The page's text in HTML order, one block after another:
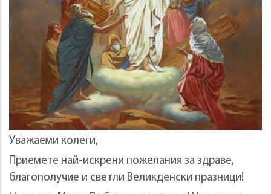
Уважаеми колеги,
Приемете най-искрени пожелания за здраве,
благополучие и светли Великденски празници!